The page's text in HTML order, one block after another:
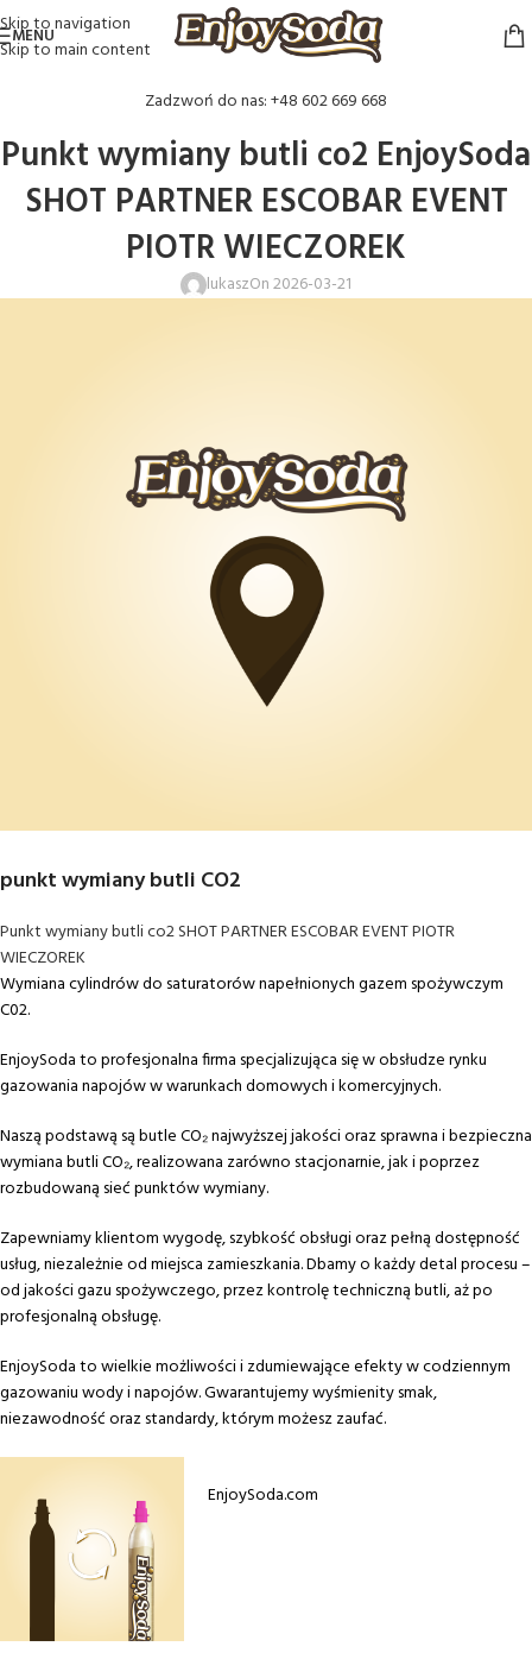
Skip to navigation
Skip to main content
MENU
Zadzwoń do nas: +48 602 669 668
Punkt wymiany butli co2 EnjoySoda
SHOT PARTNER ESCOBAR EVENT
PIOTR WIECZOREK
lukaszOn 2026-03-21
punkt wymiany butli CO2
Punkt wymiany butli co2 SHOT PARTNER ESCOBAR EVENT PIOTR
WIECZOREK
Wymiana cylindrów do saturatorów napełnionych gazem spożywczym
C02.
EnjoySoda to profesjonalna firma specjalizująca się w obsłudze rynku
gazowania napojów w warunkach domowych i komercyjnych.
Naszą podstawą są butle CO₂ najwyższej jakości oraz sprawna i bezpieczna
wymiana butli CO₂, realizowana zarówno stacjonarnie, jak i poprzez
rozbudowaną sieć punktów wymiany.
Zapewniamy klientom wygodę, szybkość obsługi oraz pełną dostępność
usług, niezależnie od miejsca zamieszkania. Dbamy o każdy detal procesu –
od jakości gazu spożywczego, przez kontrolę techniczną butli, aż po
profesjonalną obsługę.
EnjoySoda to wielkie możliwości i zdumiewające efekty w codziennym
gazowaniu wody i napojów. Gwarantujemy wyśmienity smak,
niezawodność oraz standardy, którym możesz zaufać.
EnjoySoda.com